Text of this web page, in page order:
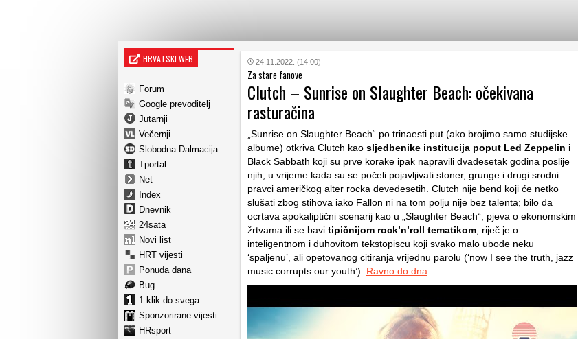
HRVATSKI WEB
Forum
Google prevoditelj
Jutarnji
Večernji
Slobodna Dalmacija
Tportal
Net
Index
Dnevnik
24sata
Novi list
HRT vijesti
Ponuda dana
Bug
1 klik do svega
Sponzorirane vijesti
HRsport
24.11.2022. (14:00)
Za stare fanove
Clutch – Sunrise on Slaughter Beach: očekivana
rasturačina
„Sunrise on Slaughter Beach“ po trinaesti put (ako brojimo samo studijske
albume) otkriva Clutch kao sljedbenike institucija poput Led Zeppelin i
Black Sabbath koji su prve korake ipak napravili dvadesetak godina poslije
njih, u vrijeme kada su se počeli pojavljivati stoner, grunge i drugi srodni
pravci američkog alter rocka devedesetih. Clutch nije bend koji će netko
slušati zbog stihova iako Fallon ni na tom polju nije bez talenta; bilo da
ocrtava apokaliptični scenarij kao u „Slaughter Beach“, pjeva o ekonomskim
žrtvama ili se bavi tipičnijom rock’n’roll tematikom , riječ je o
inteligentnom i duhovitom tekstopiscu koji svako malo ubode neku
‘spaljenu’, ali opetovanog citiranja vrijednu parolu (‘now I see the truth, jazz
music corrupts our youth’). Ravno do dna